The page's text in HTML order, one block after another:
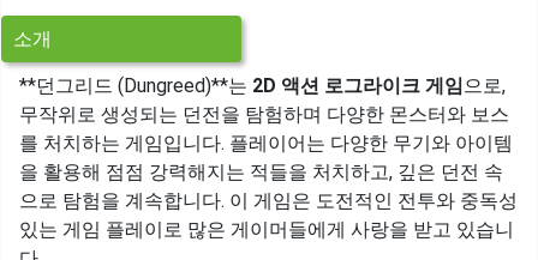
소개
**던그리드 (Dungreed)**는 2D 액션 로그라이크 게임으로,
무작위로 생성되는 던전을 탐험하며 다양한 몬스터와 보스
를 처치하는 게임입니다. 플레이어는 다양한 무기와 아이템
을 활용해 점점 강력해지는 적들을 처치하고, 깊은 던전 속
으로 탐험을 계속합니다. 이 게임은 도전적인 전투와 중독성
있는 게임 플레이로 많은 게이머들에게 사랑을 받고 있습니